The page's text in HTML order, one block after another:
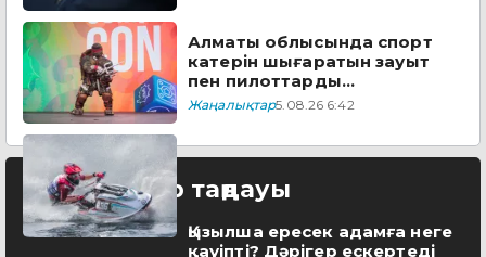
Алматы облысында спорт
катерін шығаратын зауыт
пен пилоттарды
дайындайтын академия
ашылады
Жаңалықтар5.08.26 6:42
Редактор таңдауы
Қызылша ересек адамға неге
қауіпті? Дәрігер ескертеді